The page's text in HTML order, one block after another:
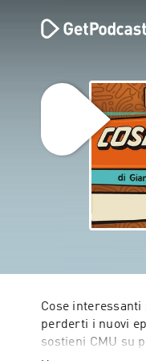
Cose
perderti i nuovi
sostieni CMU su